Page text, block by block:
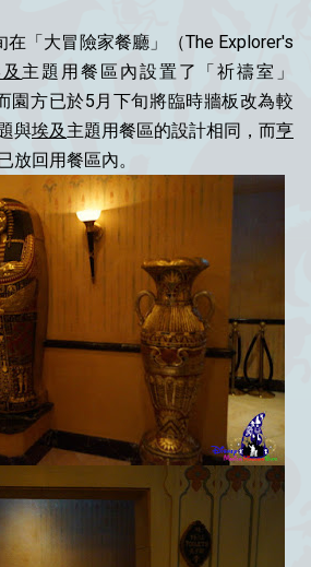
在「大冒險家餐廳」（The Explorer's
主題用餐區內設置了「祈禱室」
園方已於5月下旬將臨時牆板改為較
與埃及 主題用餐區的設計相同，而亨
放回用餐區內。